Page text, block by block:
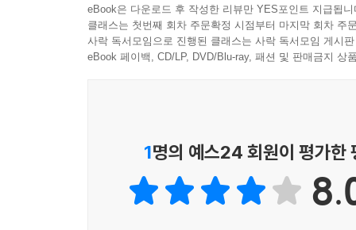
1장은 그토록 자신을 사랑했던, 그래서 세상에 분
죽어서 우리에게 무엇을 남기고 있는지를 분석하
설파했다. 그리고 이라크 파병, 한미 FTA, 남북정
4장에서는 사상가 노무현, 민주주의 연구가 노
너머에 있는 역사, 철학의 영역까지 닿아 있었
eBook은 다운로드 후 작성한 리뷰만 YES포인트 지급됩니
클래스는 첫번째 회차 주문확정 시점부터 마지막 회차 주
사락 독서모임으로 진행된 클래스는 사락 독서모임 게시
eBook 페이백, CD/LP, DVD/Blu-ray, 패션 및 판매금지 상
1명의 예스24 회원이 평가한